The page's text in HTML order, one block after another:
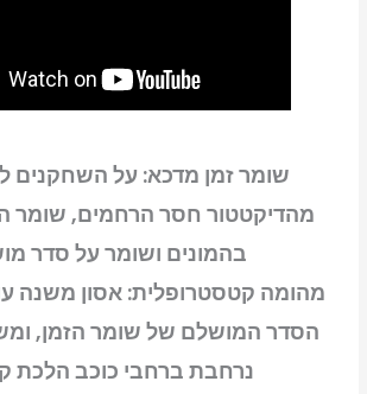
שומר זמן מדכא: על
מהדיקטטור חסר הרחמים, שומר
בהמונים ושומר על סדר
מהומה קטסטרופלית: אסון משנה
הסדר המושלם של שומר הזמן,
נרחבת ברחבי כוכב הלכת